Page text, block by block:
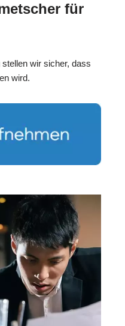
für
wir sicher, dass
wird.